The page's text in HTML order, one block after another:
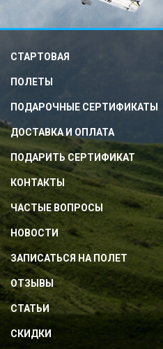
СТАРТОВАЯ
ПОЛЕТЫ
ПОДАРОЧНЫЕ СЕРТИФИКАТЫ
ДОСТАВКА И ОПЛАТА
ПОДАРИТЬ СЕРТИФИКАТ
КОНТАКТЫ
ЧАСТЫЕ ВОПРОСЫ
НОВОСТИ
ЗАПИСАТЬСЯ НА ПОЛЕТ
ОТЗЫВЫ
СТАТЬИ
СКИДКИ